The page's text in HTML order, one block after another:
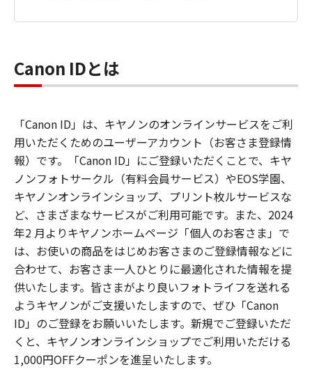
Canon IDとは
「Canon ID」は、キヤノンのオンラインサービスをご利
用いただくためのユーザーアカウント（お客さま登録情
報）です。「Canon ID」にご登録いただくことで、キヤ
ノンフォトサークル（有料会員サービス）やEOS学園、
キヤノンオンラインショップ、プリント枚ルサービスな
ど、さまざまなサービスがご利用可能です。また、2024
年2 月よりキヤノンホームページ「個人のお客さま」で
は、お使いの商品をはじめお客さまのご登録情報などに
合わせて、お客さま一人ひとりに最適化された情報を提
供いたします。皆さまがより良いフォトライフを送れる
ようキヤノンがご支援いたしますので、ぜひ「Canon
ID」のご登録をお願いいたします。新規でご登録いただ
くと、キヤノンオンラインショップでご利用いただける
1,000円OFFクーポンを進呈いたします。